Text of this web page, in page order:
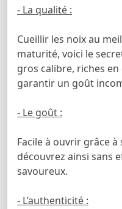
- La qualité :
Cueillir les noix au
maturité, voici le
gros calibre, riches
garantir un goût
- Le goût :
Facile à ouvrir grâce
découvrez ainsi sans
savoureux.
- L’authenticité :